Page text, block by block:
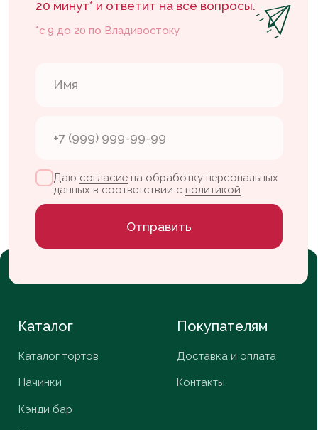
ИП Шестакова В. К.
ИНН 253908836579
Whats App
пн-сб — с 09:00 до 20:00
Конструктор тортов
Флагманская
кофейня
Политика конфиденциальности
Daria Efremova